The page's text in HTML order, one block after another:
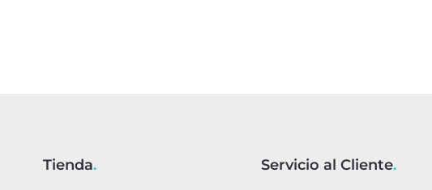
Tienda. Servicio al Cliente.